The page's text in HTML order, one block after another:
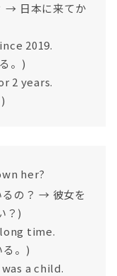
→ 日本に来てか
2019.
。)
2 years.
her?
るの？ → 彼女を
？)
time.
る。)
a child.